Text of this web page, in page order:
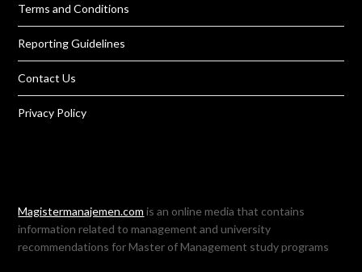
Terms and Conditions
Reporting Guidelines
Contact Us
Privacy Policy
Magistermanajemen.com is an online media that contains
information related to management and university
recommendations for Master of Management study programs